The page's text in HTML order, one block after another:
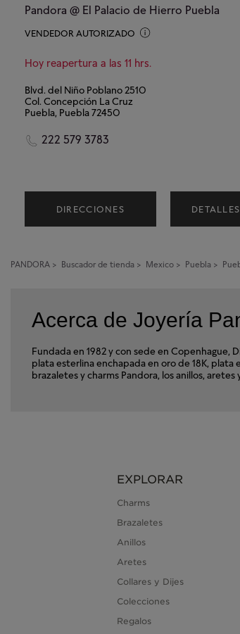
Pandora @ El Palacio de Hierro Puebla
VENDEDOR AUTORIZADO
Hoy reapertura a las 11 hrs.
Blvd. del Niño Poblano 2510
Col. Concepción La Cruz
Puebla, Puebla 72450
222 579 3783
DIRECCIONES
PANDORA > Buscador de tienda > Mexico > Puebla >
Acerca de Joyería
Fundada en 1982 y con sede en Copenhague,
plata esterlina enchapada en oro de 18K,
brazaletes y charms Pandora, los anillos,
EXPLORAR
Charms
Brazaletes
Anillos
Aretes
Collares y Dijes
Colecciones
Regalos